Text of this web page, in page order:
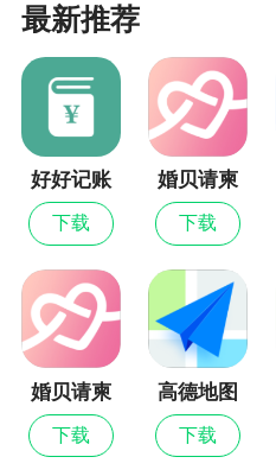
程任意挑选，爱好阅读想
体验
2、这里可以一键借书
播，随时参与主题谈论，
以找到各种志同道合的朋
小伙伴还不抓紧时间下载
3、爱看书的小伙伴们
可以如同在图书馆的那种
款软件中，用户可以看到
型的图书可以遍布整个海
家可以在自己的手机中来
来下载体验吧
最新推荐
好好记账
下载
婚贝请柬
最新版
下载
婚贝请柬
下载
高德地图
下载